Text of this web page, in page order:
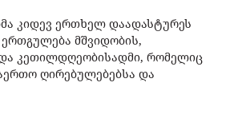
კიდევ ერთხელ დაადასტურეს
მშვიდობის,
კეთილდღეობისადმი, რომელიც
ღირებულებებსა და